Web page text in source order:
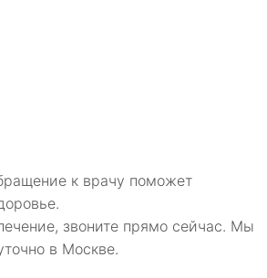
к врачу поможет
звоните прямо сейчас. Мы
в Москве.